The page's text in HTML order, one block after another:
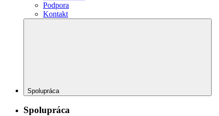
Podpora
Kontakt
Spolupráca
Spolupráca